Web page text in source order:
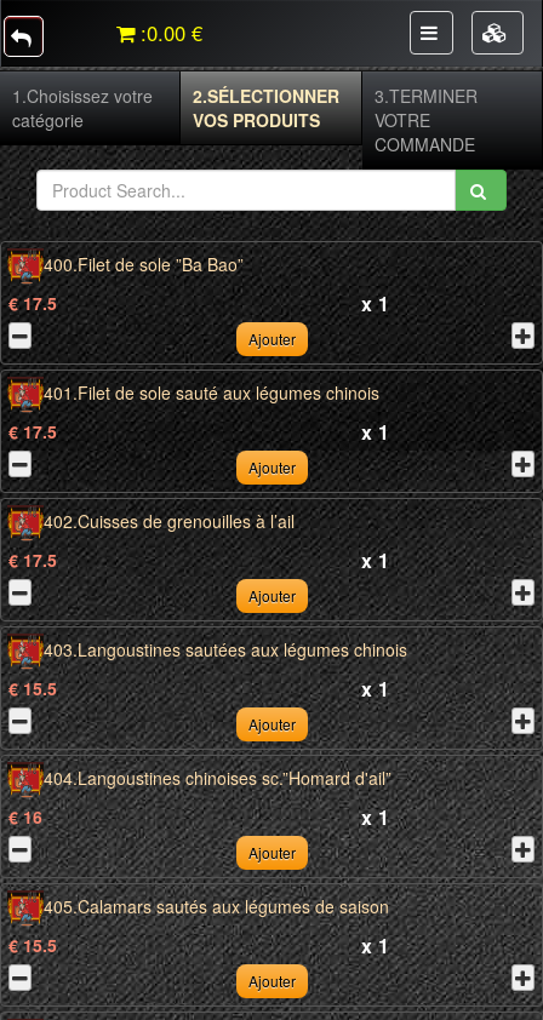
:0.00 €
1.Choisissez votre
catégorie
2.SÉLECTIONNER
VOS PRODUITS
3.TERMINER
VOTRE
COMMANDE
400.Filet de sole ”Ba Bao”
€ 17.5
x 1
Ajouter
401.Filet de sole sauté aux légumes chinois
€ 17.5
x 1
Ajouter
402.Cuisses de grenouilles à l’ail
€ 17.5
x 1
Ajouter
403.Langoustines sautées aux légumes chinois
€ 15.5
x 1
Ajouter
404.Langoustines chinoises sc.”Homard d'ail”
€ 16
x 1
Ajouter
405.Calamars sautés aux légumes de saison
€ 15.5
x 1
Ajouter